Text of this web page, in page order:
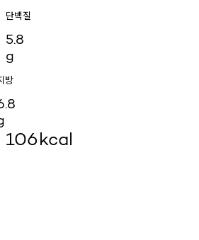
단백질
5.8
g
방
106kcal